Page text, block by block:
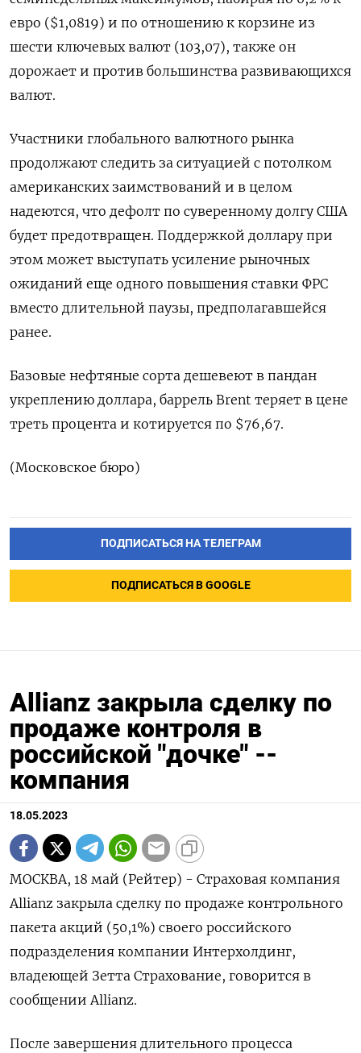
евро ($1,0819) и по отношению к корзине из
шести ключевых валют (103,07), также он
дорожает и против большинства развивающихся
валют.
Участники глобального валютного рынка
продолжают следить за ситуацией с потолком
американских заимствований и в целом
надеются, что дефолт по суверенному долгу США
будет предотвращен. Поддержкой доллару при
этом может выступать усиление рыночных
ожиданий еще одного повышения ставки ФРС
вместо длительной паузы, предполагавшейся
ранее.
Базовые нефтяные сорта дешевеют в пандан
укреплению доллара, баррель Brent теряет в цене
треть процента и котируется по $76,67.
(Московское бюро)
ПОДПИСАТЬСЯ НА ТЕЛЕГРАМ
ПОДПИСАТЬСЯ В GOOGLE
Allianz закрыла сделку по
продаже контроля в
российской "дочке" --
компания
18.05.2023
МОСКВА, 18 май (Рейтер) - Страховая компания
Allianz закрыла сделку по продаже контрольного
пакета акций (50,1%) своего российского
подразделения компании Интерхолдинг,
владеющей Зетта Страхование, говорится в
сообщении Allianz.
После завершения длительного процесса